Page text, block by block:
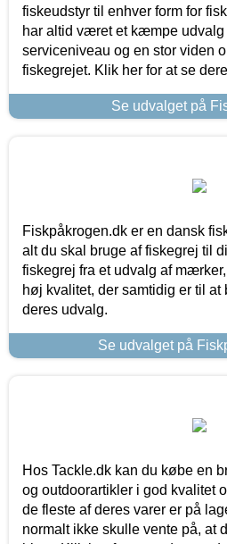
fiskeudstyr til enhver form for
har altid været et kæmpe udvalg
serviceniveau og en stor viden
fiskegrejet. Klik her for at se
Se udvalget på
Fiskpåkrogen.dk er en dansk
alt du skal bruge af fiskegrej til
fiskegrej fra et udvalg af
høj kvalitet, der samtidig er til at
deres udvalg.
Se udvalget på
Hos Tackle.dk kan du købe en
og outdoorartikler i god kvalitet
de fleste af deres varer er på
normalt ikke skulle vente på, at